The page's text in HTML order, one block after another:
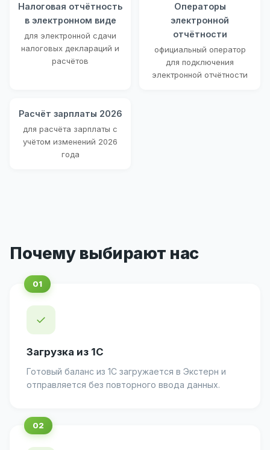
Налоговая отчётность
в электронном виде
для электронной сдачи
налоговых деклараций и
расчётов
Операторы
электронной
отчётности
официальный оператор
для подключения
электронной отчётности
Расчёт зарплаты 2026
для расчёта зарплаты с
учётом изменений 2026
года
Почему выбирают нас
✓
Загрузка из 1С
Готовый баланс из 1С загружается в Экстерн и
отправляется без повторного ввода данных.